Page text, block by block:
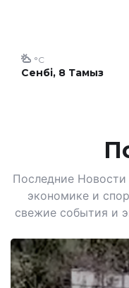
Сенбі, 8 Тамыз
°C
Последние Новости
экономике и
свежие события и